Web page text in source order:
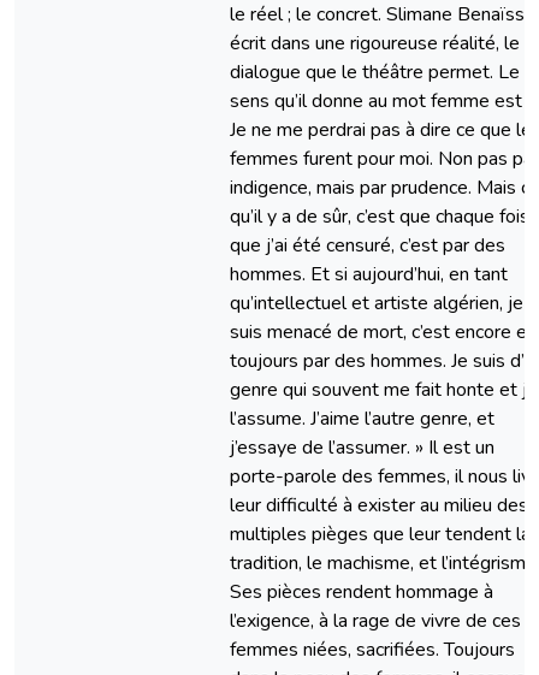
le réel ; le concret. Slimane Benaïssa
écrit dans une rigoureuse réalité, le
dialogue que le théâtre permet. Le
sens qu’il donne au mot femme est :
Je ne me perdrai pas à dire ce que
femmes furent pour moi. Non pas par
indigence, mais par prudence. Mais ce
qu’il y a de sûr, c’est que chaque fois
que j’ai été censuré, c’est par des
hommes. Et si aujourd’hui, en tant
qu’intellectuel et artiste algérien, je
suis menacé de mort, c’est encore et
toujours par des hommes. Je suis
genre qui souvent me fait honte et je
l’assume. J’aime l’autre genre, et
j’essaye de l’assumer. » Il est un
porte-parole des femmes, il nous
leur difficulté à exister au milieu des
multiples pièges que leur tendent la
tradition, le machisme, et l’intégrisme.
Ses pièces rendent hommage à
l’exigence, à la rage de vivre de ces
femmes niées, sacrifiées. Toujours